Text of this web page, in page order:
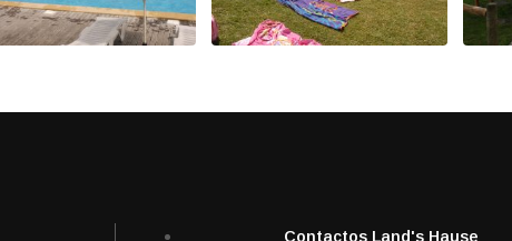
Contactos Land's Hause